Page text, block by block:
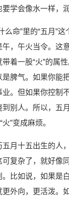
学会像水一样，
么命”里的“五月”
，午火当令。这
着一股“火”的属
脾气。如果你能
业。但如果你控制
别人。所以，五
”变成麻烦。
月十五出生的人
复杂了，就好像
比如说，如果是
外向，更活泼。